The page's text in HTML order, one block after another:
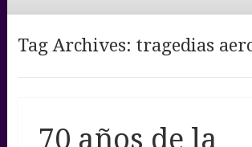
Tag Archives: tragedias
70 años de la